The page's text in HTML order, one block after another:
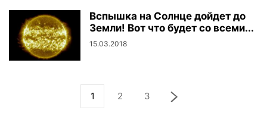
Вспышка на Солнце дойдет до
Земли! Вот что будет со всеми...
15.03.2018
1 2 3